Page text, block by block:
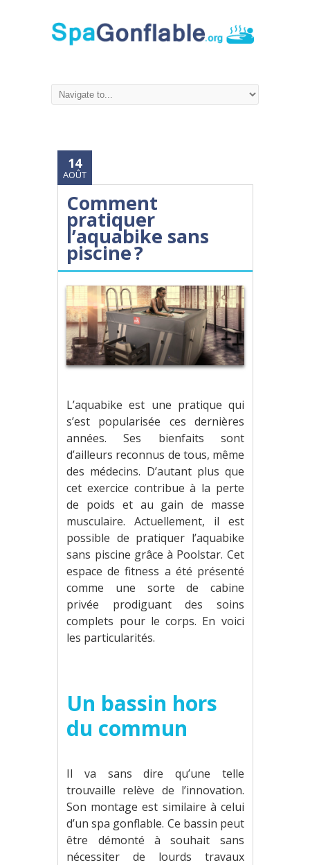
14
AOÛT
Comment
pratiquer
l’aquabike sans
piscine ?
L’aquabike est une pratique qui
s’est popularisée ces dernières
années. Ses bienfaits sont
d’ailleurs reconnus de tous, même
des médecins. D’autant plus que
cet exercice contribue à la perte
de poids et au gain de masse
musculaire. Actuellement, il est
possible de pratiquer l’aquabike
sans piscine grâce à Poolstar. Cet
espace de fitness a été présenté
comme une sorte de cabine
privée prodiguant des soins
complets pour le corps. En voici
les particularités.
Un bassin hors
du commun
Il va sans dire qu’une telle
trouvaille relève de l’innovation.
Son montage est similaire à celui
d’un spa gonflable. Ce bassin peut
être démonté à souhait sans
nécessiter de lourds travaux